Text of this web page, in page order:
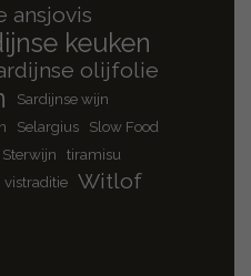
ansjovis
keuken
olijfolie
Sardijnse wijn
Selargius
Slow Food
Sterwijn tiramisu
vistraditie Witlof